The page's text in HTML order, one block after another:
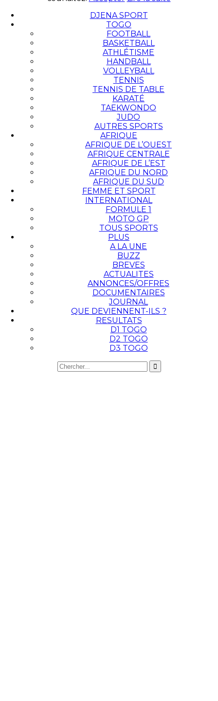
DJENA SPORT
TOGO
FOOTBALL
BASKETBALL
ATHLÉTISME
HANDBALL
VOLLEYBALL
TENNIS
TENNIS DE TABLE
KARATÉ
TAEKWONDO
JUDO
AUTRES SPORTS
AFRIQUE
AFRIQUE DE L’OUEST
AFRIQUE CENTRALE
AFRIQUE DE L’EST
AFRIQUE DU NORD
AFRIQUE DU SUD
FEMME ET SPORT
INTERNATIONAL
FORMULE 1
MOTO GP
TOUS SPORTS
PLUS
A LA UNE
BUZZ
BREVES
ACTUALITES
ANNONCES/OFFRES
DOCUMENTAIRES
JOURNAL
QUE DEVIENNENT-ILS ?
RESULTATS
D1 TOGO
D2 TOGO
D3 TOGO